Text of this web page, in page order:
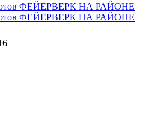
ФЕЙЕРВЕРК НА РАЙОНЕ
ФЕЙЕРВЕРК НА РАЙОНЕ